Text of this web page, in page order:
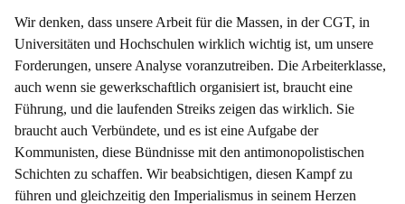
Wir denken, dass unsere Arbeit für die Massen, in der CGT, in
Universitäten und Hochschulen wirklich wichtig ist, um unsere
Forderungen, unsere Analyse voranzutreiben. Die Arbeiterklasse,
auch wenn sie gewerkschaftlich organisiert ist, braucht eine
Führung, und die laufenden Streiks zeigen das wirklich. Sie
braucht auch Verbündete, und es ist eine Aufgabe der
Kommunisten, diese Bündnisse mit den antimonopolistischen
Schichten zu schaffen. Wir beabsichtigen, diesen Kampf zu
führen und gleichzeitig den Imperialismus in seinem Herzen